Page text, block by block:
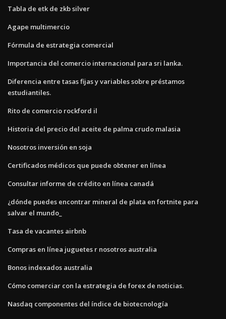
Tabla de etk de zkb silver
Agape multimercio
Fórmula de estrategia comercial
Importancia del comercio internacional para sri lanka.
Diferencia entre tasas fijas y variables sobre préstamos
estudiantiles.
Rito de comercio rockford il
Historia del precio del aceite de palma crudo malasia
Nosotros inversión en soja
Certificados médicos que puede obtener en línea
Consultar informe de crédito en línea canadá
¿dónde puedes encontrar mineral de plata en fortnite para
salvar el mundo_
Tasa de vacantes airbnb
Compras en línea juguetes r nosotros australia
Bonos indexados australia
Cómo comerciar con la estrategia de forex de noticias.
Nasdaq componentes del índice de biotecnología